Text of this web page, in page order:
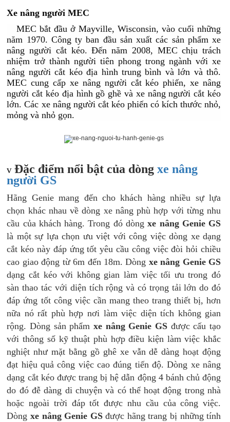
Xe nâng người MEC
MEC bắt đầu ở Mayville, Wisconsin, vào cuối những
năm 1970. Công ty ban đầu sản xuất các sản phẩm xe
nâng người cắt kéo. Đến năm 2008, MEC chịu trách
nhiệm trở thành người tiên phong trong ngành với xe
nâng người cắt kéo địa hình trung bình và lớn và thô.
MEC cung cấp xe nâng người cắt kéo phiến, xe nâng
người cắt kéo địa hình gồ ghề và xe nâng người cắt kéo
lớn. Các xe nâng người cắt kéo phiến có kích thước nhỏ,
mỏng và nhỏ gọn.
vĐặc điểm nổi bật của dòngxe nâng
người GS
Hãng Genie mang đến cho khách hàng nhiều sự lựa
chọn khác nhau về dòng xe nâng phù hợp với từng nhu
cầu của khách hàng. Trong đó dòngxe nâng Genie GS
là một sự lựa chọn ưu việt với công việc dòng xe dạng
cắt kéo này đáp ứng tốt yêu cầu công việc đòi hỏi chiều
cao giao động từ 6m đến 18m. Dòng xe nâng Genie GS
dạng cắt kéo với không gian làm việc tối ưu trong đó
sàn thao tác với diện tích rộng và có trọng tải lớn do đó
đáp ứng tốt công việc cần mang theo trang thiết bị, hơn
nữa nó rất phù hợp nơi làm việc diện tích không gian
rộng. Dòng sản phẩmxe nâng Genie GS được cấu tạo
với thông số kỹ thuật phù hợp điều kiện làm việc khắc
nghiệt như mặt bằng gồ ghê xe vẫn dễ dàng hoạt động
đạt hiệu quả công việc cao đúng tiến độ. Dòng xe nâng
dạng cắt kéo được trang bị hệ dẫn động 4 bánh chủ động
do đó đễ dàng di chuyện và có thể hoạt động trong nhà
hoặc ngoài trời đáp tốt được nhu cầu của công việc.
Dòng xe nâng Genie GSđược hãng trang bị những tính